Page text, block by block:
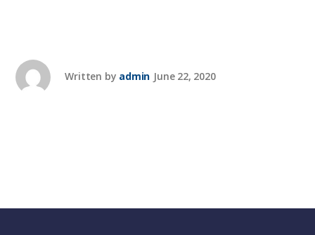
Written by admin June 22, 2020